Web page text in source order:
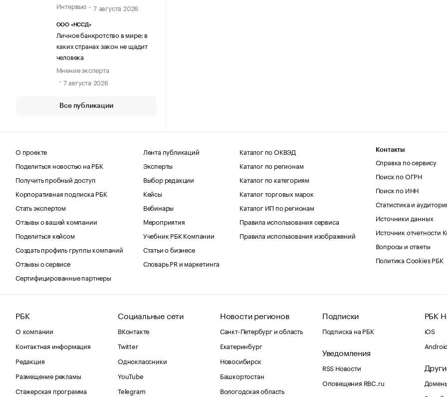
Интервью
7 августа 2026
ООО «НССД»
Личное банкротство в мире: в
каких странах закон не щадит
человека
Мнение эксперта
7 августа 2026
Все публикации
О проекте
Поделиться новостью на РБК
Получить пробный доступ
Корпоративная подписка РБК
Стать экспертом
Отзывы о вашей компании
Поделиться кейсом
Создать профиль группы компаний
Отзывы о сервисе
Сертифицированные партнеры
Лента публикаций
Эксперты
Выбор редакции
Кейсы
Вебинары
Мероприятия
Учебник РБК Компании
Статьи о бизнесе
Словарь PR и маркетинга
Каталог по ОКВЭД
Каталог по регионам
Каталог по категориям
Каталог торговых марок
Каталог ИП по регионам
Правила использования сервиса
Правила использования изображений
Контакты
Справка по сервису
Поиск по ОГРН
Поиск по ИНН
Статистика и
Источники данных
Источник отчетности
Вопросы и ответы
Политика Cookies РБК
РБК
О компании
Контактная информация
Редакция
Размещение рекламы
Стажерская программа
Социальные сети
ВКонтакте
Twitter
Одноклассники
YouTube
Telegram
Новости регионов
Санкт-Петербург и область
Екатеринбург
Новосибирск
Башкортостан
Вологодская область
Подписки
Подписка на РБК
Уведомления
RSS Новости
Оповещения RBC.ru
РБК
iOS